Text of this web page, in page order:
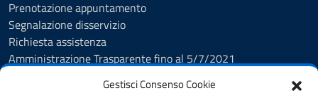
Gestisci Consenso Cookie
Prenotazione appuntamento
Segnalazione disservizio
Richiesta assistenza
Amministrazione Trasparente fino al 5/7/2021